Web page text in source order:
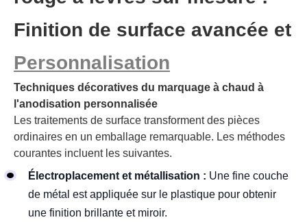
Finition de surface avancée et
Personnalisation
Techniques décoratives du marquage à chaud à
l'anodisation personnalisée
Les traitements de surface transforment des pièces
ordinaires en un emballage remarquable. Les méthodes
courantes incluent les suivantes.
Électroplacement et métallisation : Une fine couche
de métal est appliquée sur le plastique pour obtenir
une finition brillante et miroir.